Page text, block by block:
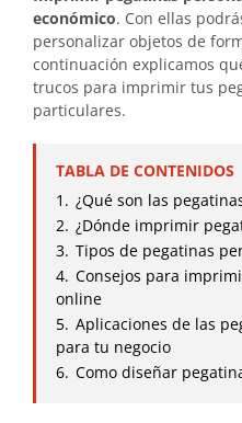
económico. Con ellas
personalizar objetos de
continuación explicamos
trucos para imprimir tus
particulares.
TABLA DE CONTENIDOS
1. ¿Qué son las
2. ¿Dónde imprimir
3. Tipos de pegatinas
4. Consejos para
online
5. Aplicaciones de las
para tu negocio
6. Como diseñar